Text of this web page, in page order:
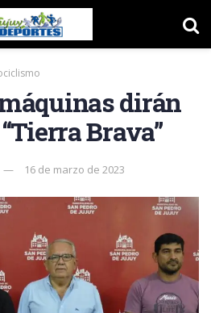
dirán
Brava”
16 de marzo de 2023